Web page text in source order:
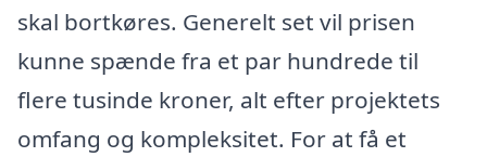
skal bortkøres. Generelt set vil prisen
kunne spænde fra et par hundrede til
flere tusinde kroner, alt efter projektets
omfang og kompleksitet. For at få et